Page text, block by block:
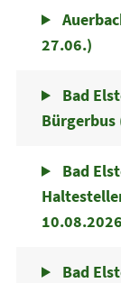
27.06.)
Bad
Bürgerbus
Bad
10.08.2026
Bad